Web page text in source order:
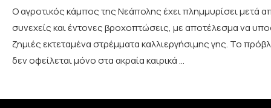
Ο αγροτικός κάμπος της Νεάπολης έχει πλημμυρίσει μετά
συνεχείς και έντονες βροχοπτώσεις, με αποτέλεσμα να
ζημιές εκτεταμένα στρέμματα καλλιεργήσιμης γης. Το
δεν οφείλεται μόνο στα ακραία καιρικά …